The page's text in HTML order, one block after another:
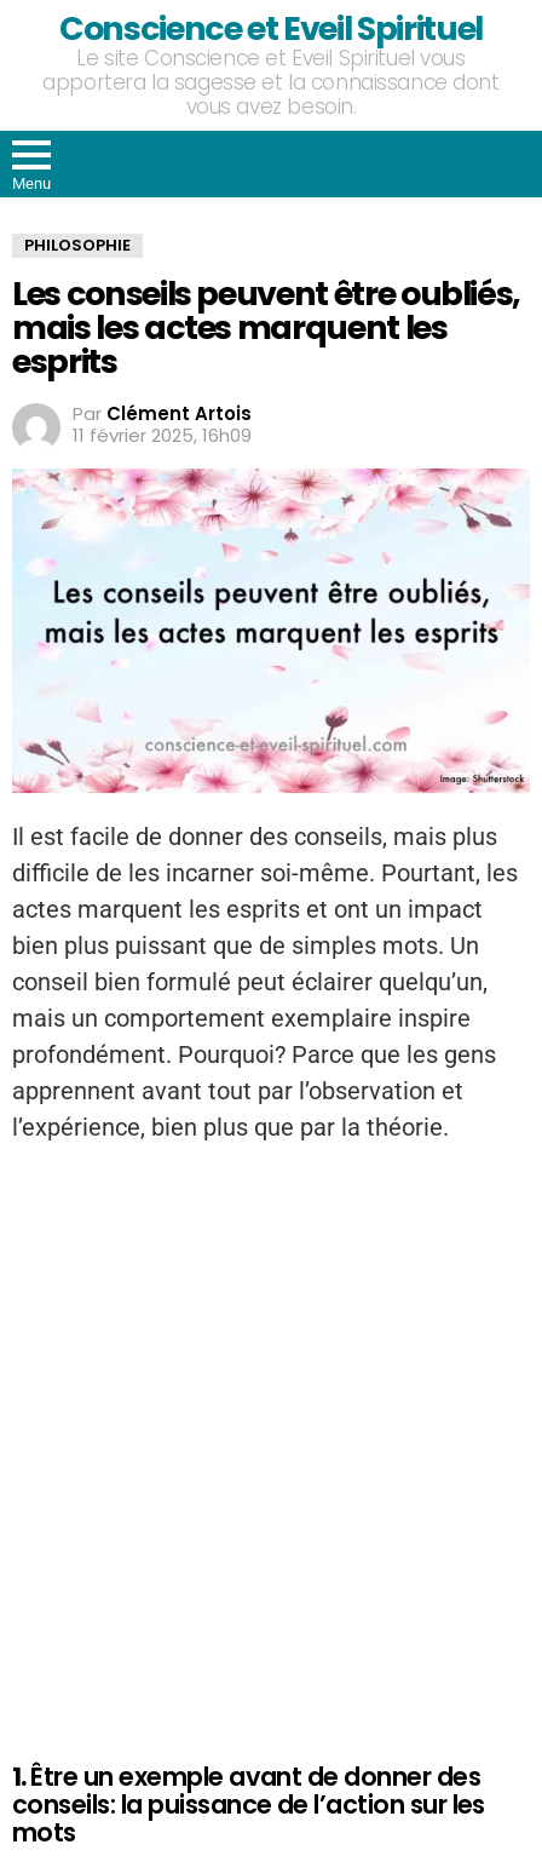
Conscience et Eveil Spirituel
Le site Conscience et Eveil Spirituel vous
apportera la sagesse et la connaissance dont
vous avez besoin.
Menu
PHILOSOPHIE
Les conseils peuvent être oubliés,
mais les actes marquent les
esprits
Par Clément Artois
11 février 2025, 16h09
Il est facile de donner des conseils, mais plus
difficile de les incarner soi-même. Pourtant, les
actes marquent les esprits et ont un impact
bien plus puissant que de simples mots. Un
conseil bien formulé peut éclairer quelqu’un,
mais un comportement exemplaire inspire
profondément. Pourquoi? Parce que les gens
apprennent avant tout par l’observation et
l’expérience, bien plus que par la théorie.
1.Être un exemple avant de donner des
conseils: la puissance de l’action sur les
mots